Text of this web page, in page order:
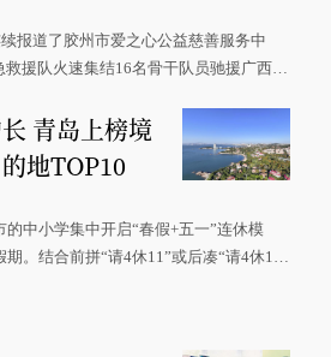
报道了胶州市爱之心公益慈善服务中
援队火速集结16名骨干队员驰援广西灾
青岛上榜境
地TOP10
中小学集中开启“春假+五一”连休模
。结合前拼“请4休11”或后凑“请4休1